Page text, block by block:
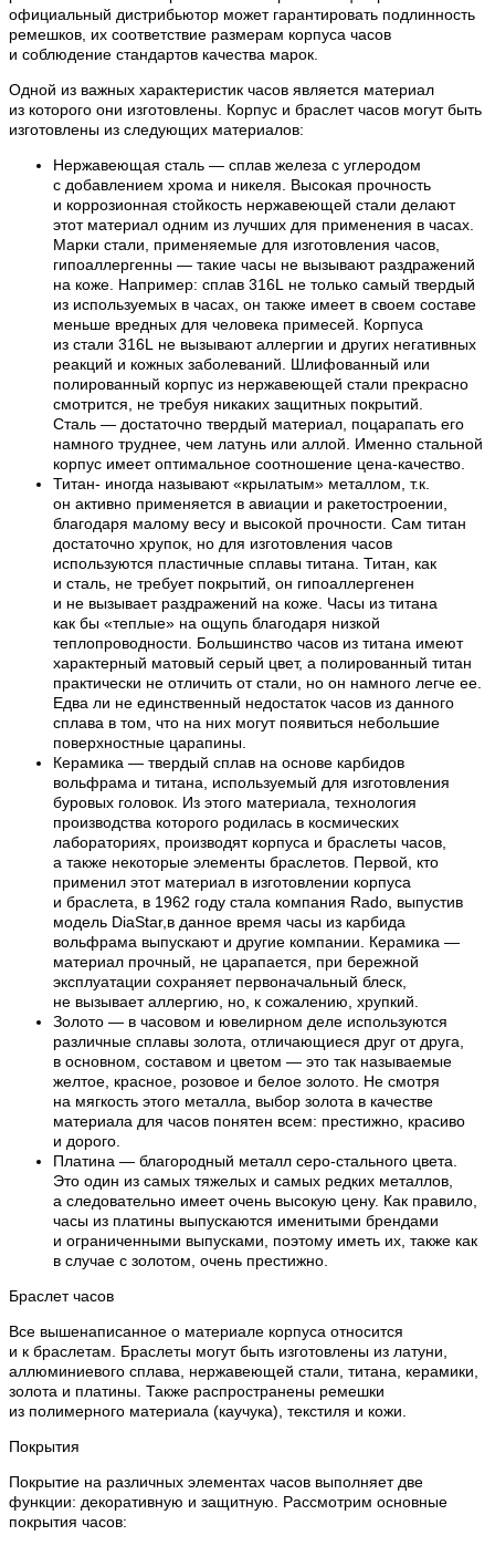
официальный дистрибьютор может гарантировать подлинность
ремешков, их соответствие размерам корпуса часов
и соблюдение стандартов качества марок.
Одной из важных характеристик часов является материал
из которого они изготовлены. Корпус и браслет часов могут быть
изготовлены из следующих материалов:
Нержавеющая сталь — сплав железа с углеродом
с добавлением хрома и никеля. Высокая прочность
и коррозионная стойкость нержавеющей стали делают
этот материал одним из лучших для применения в часах.
Марки стали, применяемые для изготовления часов,
гипоаллергенны — такие часы не вызывают раздражений
на коже. Например: сплав 316L не только самый твердый
из используемых в часах, он также имеет в своем составе
меньше вредных для человека примесей. Корпуса
из стали 316L не вызывают аллергии и других негативных
реакций и кожных заболеваний. Шлифованный или
полированный корпус из нержавеющей стали прекрасно
смотрится, не требуя никаких защитных покрытий.
Сталь — достаточно твердый материал, поцарапать его
намного труднее, чем латунь или аллой. Именно стальной
корпус имеет оптимальное соотношение цена-качество.
Титан- иногда называют «крылатым» металлом, т.к.
он активно применяется в авиации и ракетостроении,
благодаря малому весу и высокой прочности. Сам титан
достаточно хрупок, но для изготовления часов
используются пластичные сплавы титана. Титан, как
и сталь, не требует покрытий, он гипоаллергенен
и не вызывает раздражений на коже. Часы из титана
как бы «теплые» на ощупь благодаря низкой
теплопроводности. Большинство часов из титана имеют
характерный матовый серый цвет, а полированный титан
практически не отличить от стали, но он намного легче ее.
Едва ли не единственный недостаток часов из данного
сплава в том, что на них могут появиться небольшие
поверхностные царапины.
Керамика — твердый сплав на основе карбидов
вольфрама и титана, используемый для изготовления
буровых головок. Из этого материала, технология
производства которого родилась в космических
лабораториях, производят корпуса и браслеты часов,
а также некоторые элементы браслетов. Первой, кто
применил этот материал в изготовлении корпуса
и браслета, в 1962 году стала компания Rado, выпустив
модель DiaStar,в данное время часы из карбида
вольфрама выпускают и другие компании. Керамика —
материал прочный, не царапается, при бережной
эксплуатации сохраняет первоначальный блеск,
не вызывает аллергию, но, к сожалению, хрупкий.
Золото — в часовом и ювелирном деле используются
различные сплавы золота, отличающиеся друг от друга,
в основном, составом и цветом — это так называемые
желтое, красное, розовое и белое золото. Не смотря
на мягкость этого металла, выбор золота в качестве
материала для часов понятен всем: престижно, красиво
и дорого.
Платина — благородный металл серо-стального цвета.
Это один из самых тяжелых и самых редких металлов,
а следовательно имеет очень высокую цену. Как правило,
часы из платины выпускаются именитыми брендами
и ограниченными выпусками, поэтому иметь их, также как
в случае с золотом, очень престижно.
Браслет часов
Все вышенаписанное о материале корпуса относится
и к браслетам. Браслеты могут быть изготовлены из латуни,
аллюминиевого сплава, нержавеющей стали, титана, керамики,
золота и платины. Также распространены ремешки
из полимерного материала (каучука), текстиля и кожи.
Покрытия
Покрытие на различных элементах часов выполняет две
функции: декоративную и защитную. Рассмотрим основные
покрытия часов: